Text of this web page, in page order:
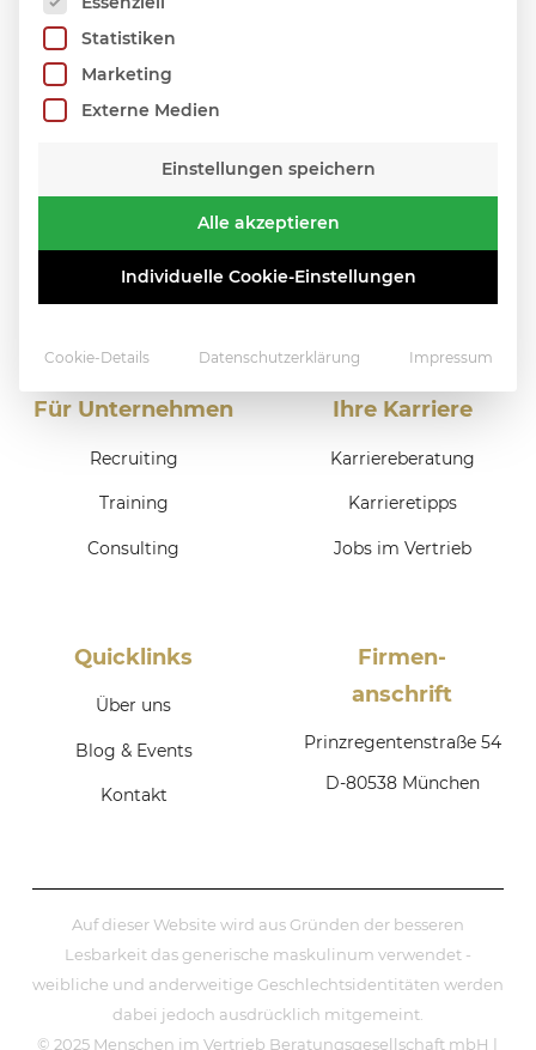
Für Unternehmen
Recruiting
Training
Consulting
Ihre Karriere
Karriereberatung
Karrieretipps
Jobs im Vertrieb
Quicklinks
Über uns
Blog & Events
Kontakt
Firmen­
anschrift
Prinzregentenstraße 54
D-80538 München
Auf dieser Website wird aus Gründen der besseren
Lesbarkeit das generische maskulinum verwendet -
weibliche und anderweitige Geschlechtsidentitäten werden
dabei jedoch ausdrücklich mitgemeint.
© 2025 Menschen im Vertrieb Beratungsgesellschaft mbH |
Statistiken
Marketing
Externe Medien
Einstellungen speichern
Alle akzeptieren
Individuelle Cookie-Einstellungen
Cookie-Details Datenschutzerklärung Impressum